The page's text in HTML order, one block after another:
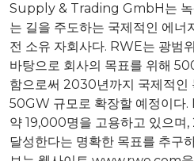
Supply & Trading GmbH는 녹
는 길을 주도하는 국제적인 에
전 소유 자회사다. RWE는 광범
바탕으로 회사의 목표를 위해
함으로써 2030년까지 국제적인
50GW 규모로 확장할 예정이다.
약 19,000명을 고용하고 있으며
달성한다는 명확한 목표를 추구